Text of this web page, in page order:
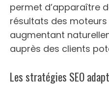
permet d’apparaître
résultats des
augmentant
auprès des clients
Les stratégies SEO